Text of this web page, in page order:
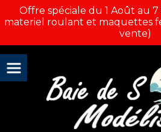
Offre spéciale du 1 Août au
materiel roulant et maquettes
vente)
Panneau de gestion des cookies